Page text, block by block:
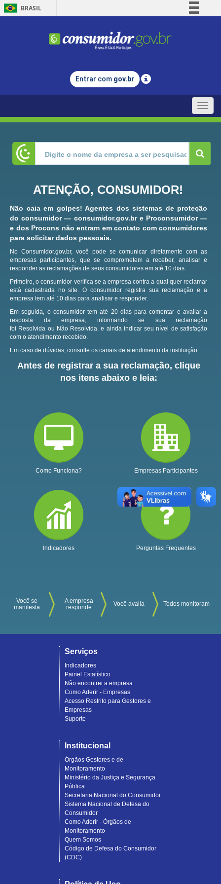
BRASIL
Comunica BR
Legislação
Entrar com gov.br
Toggle
ATENÇÃO, CONSUMIDOR!
Não caia em golpes! Agentes dos sistemas de proteção
do consumidor — consumidor.gov.br e Proconsumidor —
e dos Procons não entram em contato com consumidores
para solicitar dados pessoais.
No Consumidor.gov.br, você pode se comunicar diretamente com as
empresas participantes, que se comprometem a receber, analisar e
responder as reclamações de seus consumidores em até 10 dias.
Primeiro, o consumidor verifica se a empresa contra a qual quer reclamar
está cadastrada no site.O consumidor registra sua reclamação e a
empresa tem até 10 dias para analisar e responder.
Em seguida, o consumidor tem até 20 dias para comentar e avaliar a
resposta da empresa, informando se sua reclamação
foi Resolvida ou Não Resolvida, e ainda indicar seu nível de satisfação
com o atendimento recebido.
Em caso de dúvidas, consulte os canais de atendimento da instituição.
Antes de registrar a sua reclamação, clique
nos itens abaixo e leia:
Como Funciona? Empresas Participantes
Indicadores Perguntas Frequentes
Você se
manifesta
A empresa
responde
Você avalia Todos monitoram
Serviços
Indicadores
Painel Estatístico
Não encontrei a empresa
Como Aderir - Empresas
Acesso Restrito para Gestores e
Empresas
Suporte
Institucional
Órgãos Gestores e de
Monitoramento
Ministério da Justiça e Segurança
Pública
Secretaria Nacional do Consumidor
Sistema Nacional de Defesa do
Consumidor
Como Aderir - Órgãos de
Monitoramento
Quem Somos
Código de Defesa do Consumidor
(CDC)